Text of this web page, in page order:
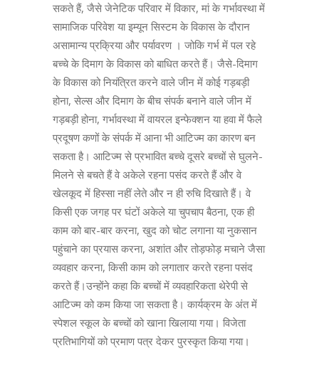
सकते हैं, जैसे जेनेटिक परिवार में विकार, मां के गर्भावस्था में
सामाजिक परिवेश या इम्यून सिस्टम के विकास के दौरान
असामान्य प्रक्रिया और पर्यावरण । जोकि गर्भ में पल रहे
बच्चे के दिमाग के विकास को बाधित करते हैं। जैसे-दिमाग
के विकास को नियंत्रित करने वाले जीन में कोई गड़बड़ी
होना, सेल्स और दिमाग के बीच संपर्क बनाने वाले जीन में
गड़बड़ी होना, गर्भावस्था में वायरल इन्फेक्शन या हवा में फैले
प्रदूषण कणों के संपर्क में आना भी आटिज्म का कारण बन
सकता है। आटिज्म से प्रभावित बच्चे दूसरे बच्चों से घुलने-
मिलने से बचते हैं वे अकेले रहना पसंद करते हैं और वे
खेलकूद में हिस्सा नहीं लेते और न ही रुचि दिखाते हैं। वे
किसी एक जगह पर घंटों अकेले या चुपचाप बैठना, एक ही
काम को बार-बार करना, खुद को चोट लगाना या नुकसान
पहुंचाने का प्रयास करना, अशांत और तोड़फोड़ मचाने जैसा
व्यवहार करना, किसी काम को लगातार करते रहना पसंद
करते हैं।उन्होंने कहा कि बच्चों में व्यवहारिकता थेरेपी से
आटिज्म को कम किया जा सकता है। कार्यक्रम के अंत में
स्पेशल स्कूल के बच्चों को खाना खिलाया गया। विजेता
प्रतिभागियों को प्रमाण पत्र देकर पुरस्कृत किया गया।